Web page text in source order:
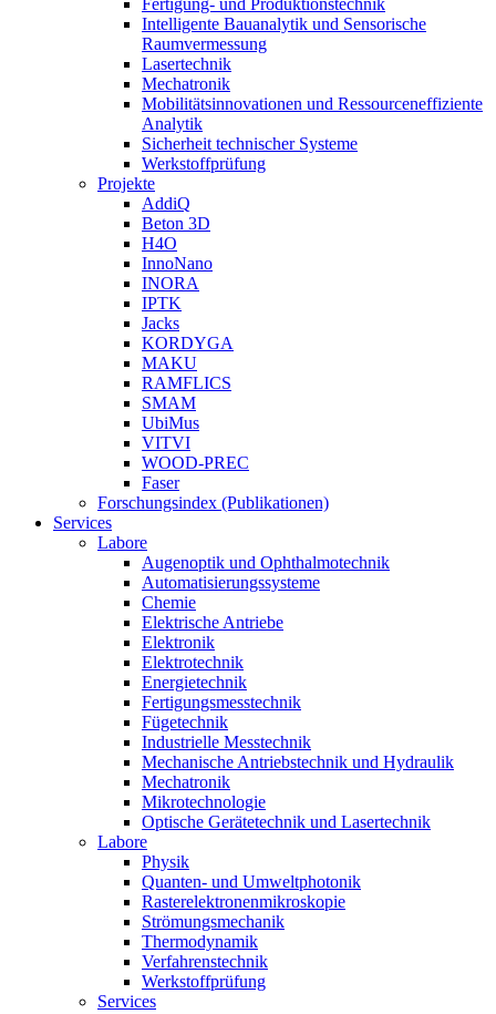
Fertigung- und Produktionstechnik
Intelligente Bauanalytik und Sensorische
Raumvermessung
Lasertechnik
Mechatronik
Mobilitätsinnovationen und Ressourceneffiziente
Analytik
Sicherheit technischer Systeme
Werkstoffprüfung
Projekte
AddiQ
Beton 3D
H4O
InnoNano
INORA
IPTK
Jacks
KORDYGA
MAKU
RAMFLICS
SMAM
UbiMus
VITVI
WOOD-PREC
Faser
Forschungsindex (Publikationen)
Services
Labore
Augenoptik und Ophthalmotechnik
Automatisierungssysteme
Chemie
Elektrische Antriebe
Elektronik
Elektrotechnik
Energietechnik
Fertigungsmesstechnik
Fügetechnik
Industrielle Messtechnik
Mechanische Antriebstechnik und Hydraulik
Mechatronik
Mikrotechnologie
Optische Gerätetechnik und Lasertechnik
Labore
Physik
Quanten- und Umweltphotonik
Rasterelektronenmikroskopie
Strömungsmechanik
Thermodynamik
Verfahrenstechnik
Werkstoffprüfung
Services